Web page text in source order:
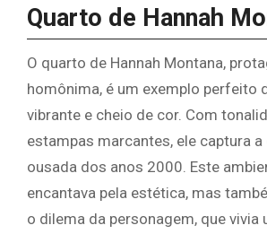
Quarto de Hannah
O quarto de Hannah Montana,
homônima, é um exemplo perfeito
vibrante e cheio de cor. Com
estampas marcantes, ele captura a
ousada dos anos 2000. Este
encantava pela estética, mas
o dilema da personagem, que vivia